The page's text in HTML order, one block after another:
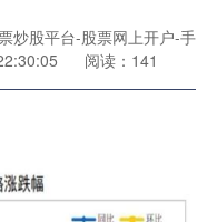
炒股平台-股票网上开户-手
阅读：141